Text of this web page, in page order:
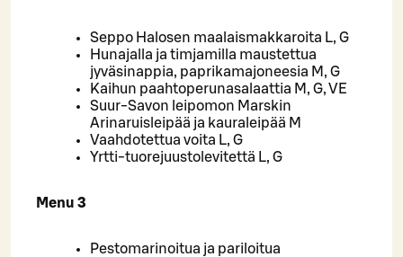
Seppo Halosen maalaismakkaroita L, G
Hunajalla ja timjamilla maustettua
jyväsinappia, paprikamajoneesia M, G
Kaihun paahtoperunasalaattia M, G, VE
Suur-Savon leipomon Marskin
Arinaruisleipää ja kauraleipää M
Vaahdotettua voita L, G
Yrtti-tuorejuustolevitettä L, G
Menu 3
Pestomarinoitua ja pariloitua